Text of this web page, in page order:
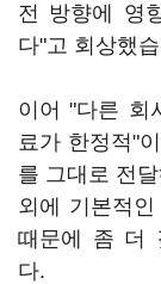
전 방향에 영
다"고 회상했
이어 "다른 회
료가 한정적"
를 그대로 전
외에 기본적
때문에 좀 더
다.